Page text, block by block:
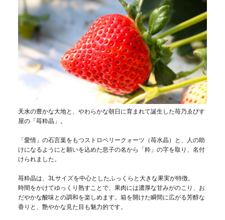
天水の豊かな大地と、やわらかな朝日に育まれて誕生した苺乃ゑびす
屋の「苺粋晶」。
「愛情」の石言葉をもつストロベリークォーツ（苺水晶）と、人の助
けになるようにと願いを込めた息子の名から「粋」の字を取り、名付
けられました。
苺粋晶は、3Lサイズを中心としたふっくらと大きな果実が特徴。
時間をかけてゆっくり熟すことで、果肉には濃厚な甘みがのこり、お
だやかな酸味との調和を楽しめます。箱を開けた瞬間に広がる芳醇な
香りと、艶やかな見た目も魅力的です。